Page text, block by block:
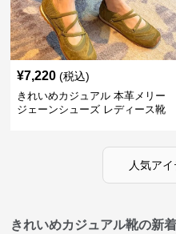
¥7,220 (税込)
きれいめカジュアル 本革メリー
ジェーンシューズ レディース靴
れにくい フラット
人気ア
きれいめカジュアル靴の新